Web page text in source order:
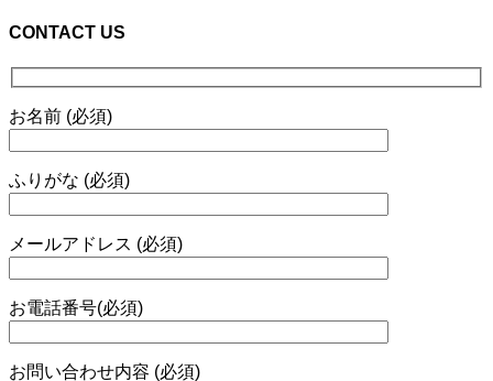
CONTACT US
お名前 (必須)
ふりがな (必須)
メールアドレス (必須)
お電話番号(必須)
お問い合わせ内容 (必須)